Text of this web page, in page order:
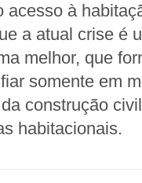
acesso à
a atual crise é
melhor, que
somente em
construção
habitacionais.